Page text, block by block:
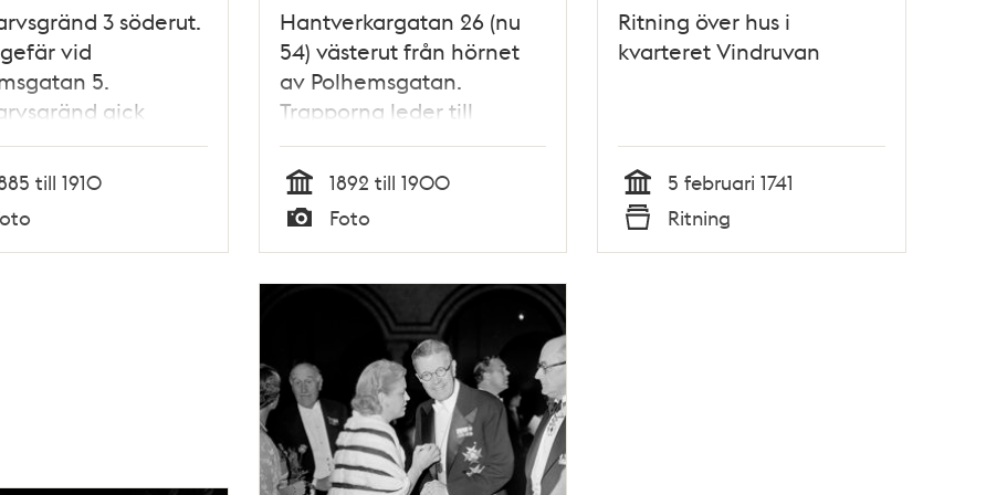
3 söderut.
vid
5.
gick
med
söderut
uppgick i kv.
till 1910
Hantverkargatan 26 (nu
54) västerut från hörnet
av Polhemsgatan.
Trapporna leder till
Bergsgränd 3 (nu
Polhemsgatan 21). En stor
mängd tvätt hänger ute
på tork.
Tid
1892 till 1900
Typ
Foto
Ritning över hus i
kvarteret Vindruvan
Tid
5 februari 1741
Typ
Ritning